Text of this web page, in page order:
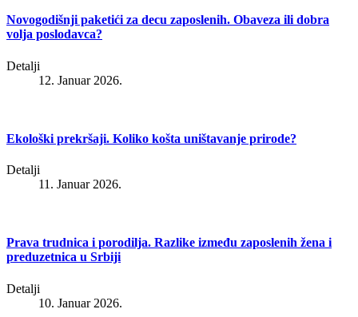
Novogodišnji paketići za decu zaposlenih. Obaveza ili dobra
volja poslodavca?
Detalji
12. Januar 2026.
Ekološki prekršaji. Koliko košta uništavanje prirode?
Detalji
11. Januar 2026.
Prava trudnica i porodilja. Razlike između zaposlenih žena i
preduzetnica u Srbiji
Detalji
10. Januar 2026.